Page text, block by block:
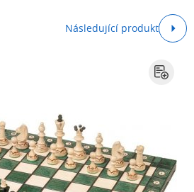
Následující produkt